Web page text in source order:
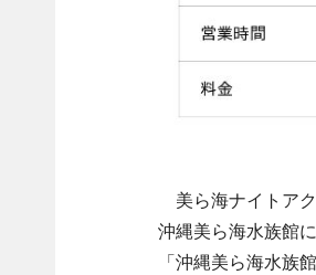
美ら海ナイトアク
沖縄美ら海水族館
「沖縄美ら海水族